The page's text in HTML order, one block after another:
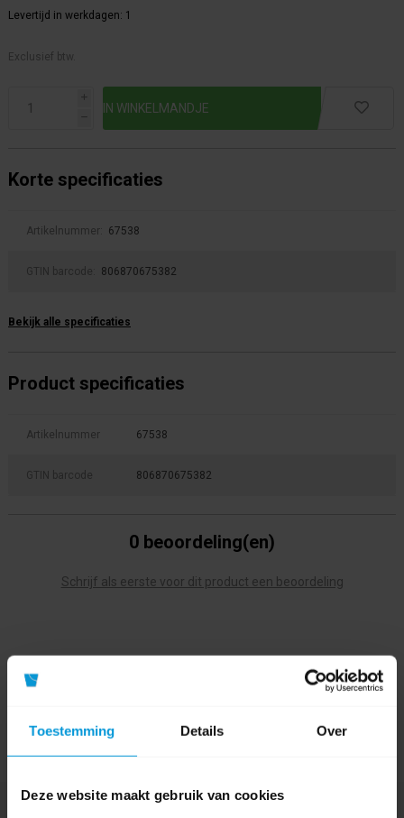
Toestemming Details Over
Deze website maakt gebruik van cookies
Levertijd in werkdagen: 1
Exclusief btw.
i
h
Korte specificaties
Artikelnummer: 67538
GTIN barcode: 806870675382
Bekijk alle specificaties
Product specificaties
Artikelnummer 67538
GTIN barcode 806870675382
0 beoordeling(en)
Schrijf als eerste voor dit product een beoordeling